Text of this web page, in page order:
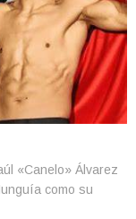
«Canelo» Álvarez
como su